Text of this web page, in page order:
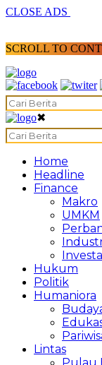
CLOSE ADS
SCROLL TO
✖
Home
Headline
Finance
Makro
UMKM
Hukum
Politik
Humaniora
Lintas